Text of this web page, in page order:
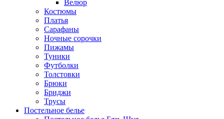
Велюр
Костюмы
Платья
Сарафаны
Ночные сорочки
Пижамы
Туники
Футболки
Толстовки
Брюки
Бриджи
Трусы
Постельное белье